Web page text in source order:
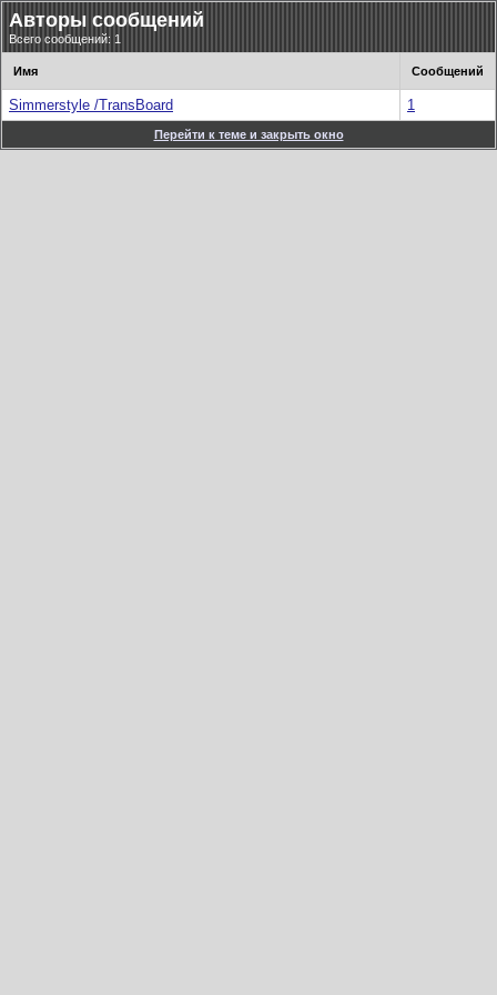
Авторы сообщений
Всего сообщений: 1
Имя Сообщений
Simmerstyle /TransBoard 1
Перейти к теме и закрыть окно